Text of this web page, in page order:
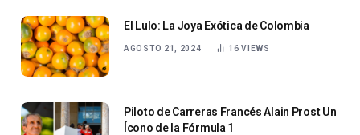
El Lulo: La Joya Exótica de Colombia
AGOSTO 21, 2024 16VIEWS
Piloto de Carreras Francés Alain Prost Un
Ícono de la Fórmula 1